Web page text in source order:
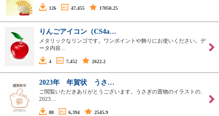
126 47,455 17050.25
りんごアイコン（CS4a…
メタリックなリンゴです。ワンポイントや飾りにお使いください。デ
ータ内容…
4 7,452 2622.2
2023年 年賀状 うさ…
ご閲覧いただきありがとうございます。うさぎの置物のイラストの、
2023…
88 6,394 2545.9